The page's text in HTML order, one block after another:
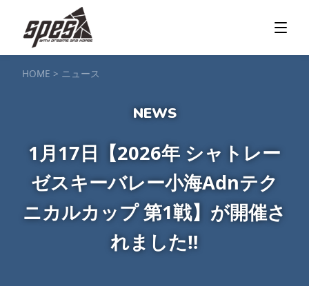
那須矢の目ダム湖
ツアー＆料金プラン
フォト＆ムービー
塩原渓谷 カヌー / 遊覧サップ
スノーボードスクール
一般レッスン／キッズ＆ジュニアレッスン
プライベートレッスン
ジュニア育成特別レッスン「Jクラブ」Spesハンターマニア
バッジテストキャンプ・イベントアクセス
フォト＆ムービーアドバイザー紹介ご予約・お問い合わせ
ご予約・お問い合わせ
HOME > ニュース
1月17日【2026年 シャトレー
ゼスキーバレー小海Adnテク
ニカルカップ 第1戦】が開催さ
れました‼️